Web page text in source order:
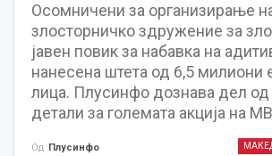
Осомничени за организирање
злосторничко здружение за
јавен повик за набавка на
нанесена штета од 6,5 милиони
лица. Плусинфо дознава дел
детали за големата акција на
Од Плусинфо